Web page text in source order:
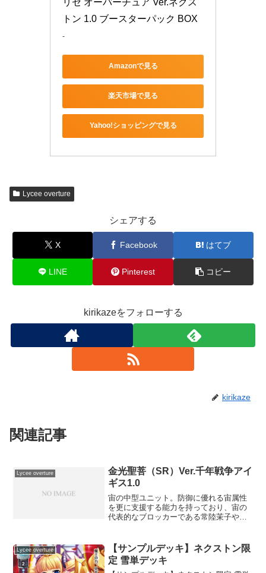
トン 1.0 ブースターパック BOX
-
Amazonで見る
楽天市場で見る
Yahoo!ショッピングで見る
Lycee overture
シェアする
X Facebook はてブ
LINE Pinterest コピー
kirikazeをフォローする
kirikaze
関連記事
Lycee overture
金光聖菩（SR）Ver.千年戦争アイ
ギス1.0
宙の中型ユニット。防御に優れる宙属性
を更に支援する能力を持っており、宙の
代表的なブロッカーである常陸茉子や西
れたユニットが出れば真価が発揮される
と思われる。アイギス リ...
Lycee overture
【サンプルデッキ】ネクストン限
定 雪単デッキ